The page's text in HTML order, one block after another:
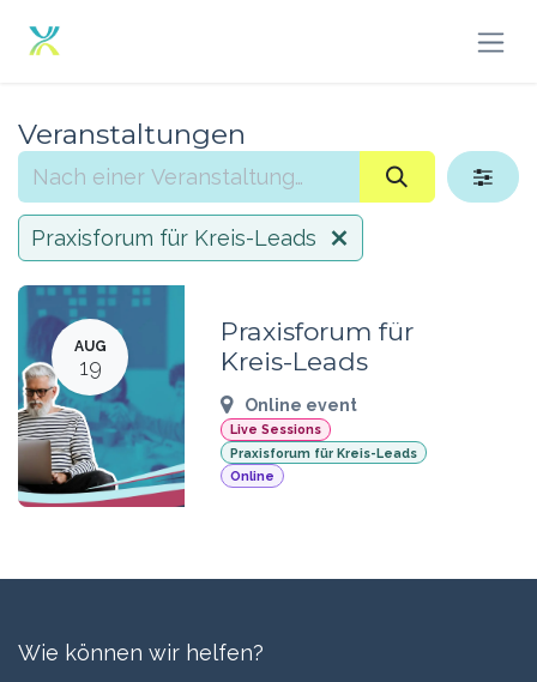
Veranstaltungen
Praxisforum für Kreis-Leads
AUG
19
Praxisforum für
Kreis-Leads
Online event
Live Sessions
Praxisforum für Kreis-Leads
Online
Wie können wir helfen?